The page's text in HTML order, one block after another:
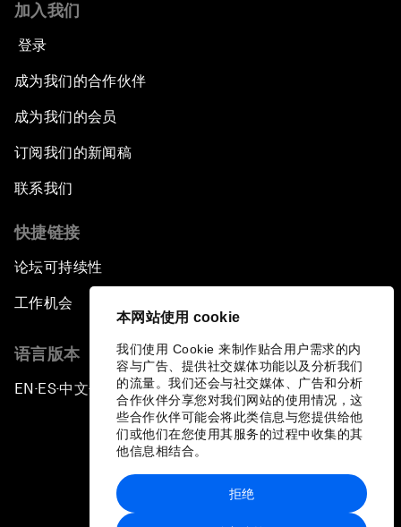
本网站使用 cookie
我们使用 Cookie 来制作贴合用户需求的内
容与广告、提供社交媒体功能以及分析我们
的流量。我们还会与社交媒体、广告和分析
合作伙伴分享您对我们网站的使用情况，这
些合作伙伴可能会将此类信息与您提供给他
们或他们在您使用其服务的过程中收集的其
他信息相结合。
拒绝
加入我们
登录
成为我们的合作伙伴
成为我们的会员
订阅我们的新闻稿
联系我们
快捷链接
论坛可持续性
工作机会
语言版本
EN ▪ ES▪中文▪ 日本語